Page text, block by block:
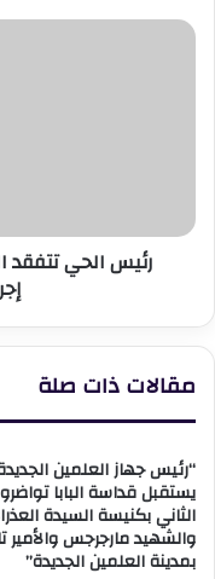
حركة
رئيس
المواطنين
رئيس الحي تتفقد
مقالات ذات صلة
“رئيس جهاز العلمين
يستقبل قداسة البابا
الثاني بكنيسة السيدة
والشهيد مارجرجس والأمير
بمدينة العلمين الجديدة”